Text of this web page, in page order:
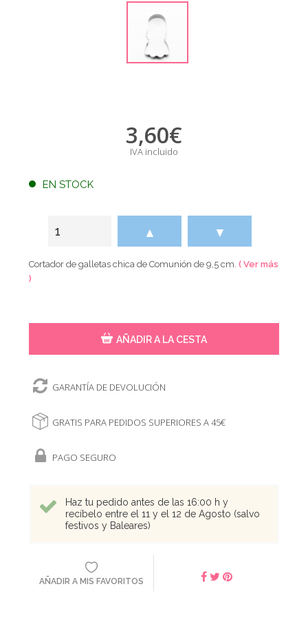
3,60€
IVA incluido
EN STOCK
▲ ▼
Cortador de galletas chica de Comunión de 9,5 cm.( Ver más
)
AÑADIR A LA CESTA
GARANTÍA DE DEVOLUCIÓN
GRATIS PARA PEDIDOS SUPERIORES A 45€
PAGO SEGURO
Haz tu pedido antes de las 16:00 h y
recíbelo entre el 11 y el 12 de Agosto (salvo
festivos y Baleares)
AÑADIR A MIS FAVORITOS